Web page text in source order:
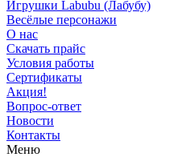
Игрушки Labubu (Лабубу)
Весёлые персонажи
О нас
Скачать прайс
Условия работы
Сертификаты
Акция!
Вопрос-ответ
Новости
Контакты
Меню